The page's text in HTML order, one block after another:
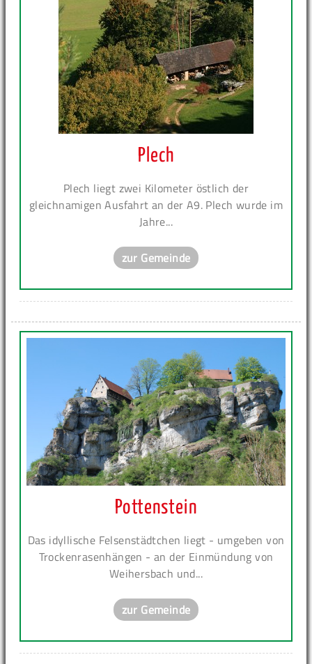
Plech
Plech liegt zwei Kilometer östlich der
gleichnamigen Ausfahrt an der A9. Plech wurde im
Jahre...
zur Gemeinde
Pottenstein
Das idyllische Felsenstädtchen liegt - umgeben von
Trockenrasenhängen - an der Einmündung von
Weihersbach und...
zur Gemeinde